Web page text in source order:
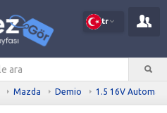
tr
Mazda Demio 1.5 16V